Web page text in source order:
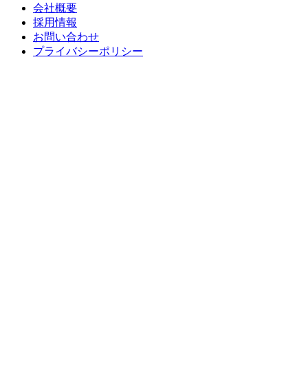
会社概要
採用情報
お問い合わせ
プライバシーポリシー